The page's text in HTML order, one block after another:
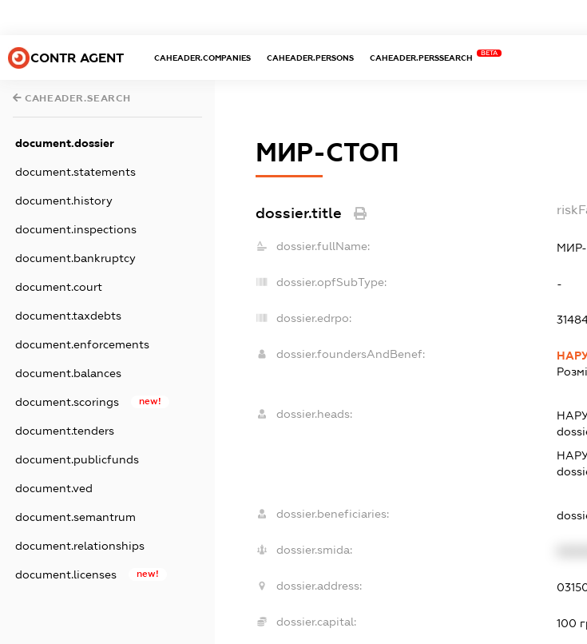
CONTR AGENT CAHEADER.COMPANIES CAHEADER.PERSONS CAHEADER.PERSSEARCH
BETA
CAHEADER.SEARCH
document.dossier
document.statements
document.history
document.inspections
document.bankruptcy
document.court
document.taxdebts
document.enforcements
document.balances
document.scorings new!
document.tenders
document.publicfunds
document.ved
document.semantrum
document.relationships
document.licenses new!
МИР-СТОП
dossier.title
dossier.fullName:
dossier.opfSubType: -
dossier.edrpo:
dossier.foundersAndBenef:
dossier.heads:
dossier.beneficiaries:
dossier.smida:
dossier.address:
dossier.capital: 100